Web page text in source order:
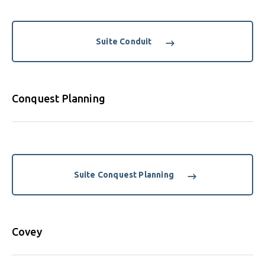
Suite Conduit
Conquest Planning
Suite Conquest Planning
Covey